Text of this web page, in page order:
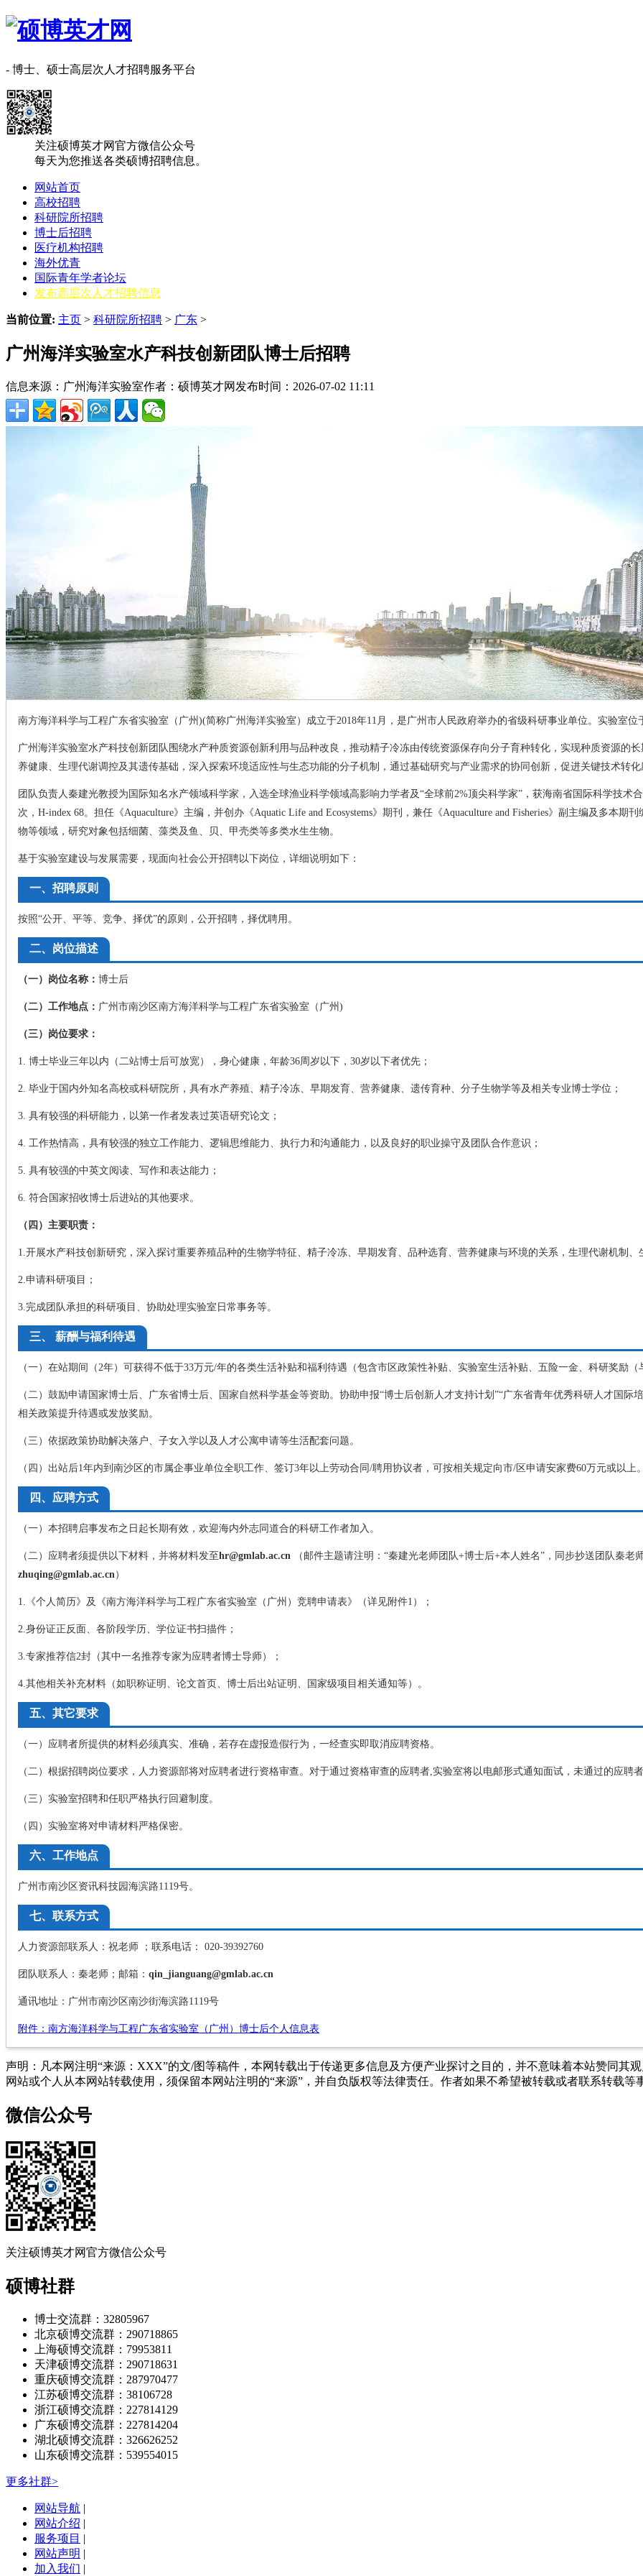
- 博士、硕士高层次人才招聘服务平台
关注硕博英才网官方微信公众号
每天为您推送各类硕博招聘信息。
网站首页
高校招聘
科研院所招聘
博士后招聘
医疗机构招聘
海外优青
国际青年学者论坛
发布高层次人才招聘信息
当前位置: 主页 > 科研院所招聘 > ‌‌广东 >
广州海洋实验室水产科技创新团队博士后招聘
信息来源：广州海洋实验室作者：硕博英才网 发布时间：2026-07-02 11:11
南方海洋科学与工程广东省实验室（广州)(简称广州海洋实验室）成立于2018年11月，是广州市人民政府举办的省级科研事业单位。实验室位
广州海洋实验室水产科技创新团队围绕水产种质资源创新利用与品种改良，推动精子冷冻由传统资源保存向分子育种转化，实现种质资源的
养健康、生理代谢调控及其遗传基础，深入探索环境适应性与生态功能的分子机制，通过基础研究与产业需求的协同创新，促进关键技术转化
团队负责人秦建光教授为国际知名水产领域科学家，入选全球渔业科学领域高影响力学者及“全球前2%顶尖科学家”，获海南省国际科学技术
次，H-index 68。担任《Aquaculture》主编，并创办《Aquatic Life and Ecosystems》期刊，兼任《Aquaculture and Fisheries》副主编及多本
物等领域，研究对象包括细菌、藻类及鱼、贝、甲壳类等多类水生生物。
基于实验室建设与发展需要，现面向社会公开招聘以下岗位，详细说明如下：
一、招聘原则
按照“公开、平等、竞争、择优”的原则，公开招聘，择优聘用。
二、岗位描述
（一）岗位名称： 博士后
（二）工作地点： 广州市南沙区南方海洋科学与工程广东省实验室（广州)
（三）岗位要求：
1. 博士毕业三年以内（二站博士后可放宽），身心健康，年龄36周岁以下，30岁以下者优先；
2. 毕业于国内外知名高校或科研院所，具有水产养殖、精子冷冻、早期发育、营养健康、遗传育种、分子生物学等及相关专业博士学位；
3. 具有较强的科研能力，以第一作者发表过英语研究论文；
4. 工作热情高，具有较强的独立工作能力、逻辑思维能力、执行力和沟通能力，以及良好的职业操守及团队合作意识；
5. 具有较强的中英文阅读、写作和表达能力；
6. 符合国家招收博士后进站的其他要求。
（四）主要职责：
1.开展水产科技创新研究，深入探讨重要养殖品种的生物学特征、精子冷冻、早期发育、品种选育、营养健康与环境的关系，生理代谢机制、
2.申请科研项目；
3.完成团队承担的科研项目、协助处理实验室日常事务等。
三、 薪酬与福利待遇
（一）在站期间（2年）可获得不低于33万元/年的各类生活补贴和福利待遇（包含市区政策性补贴、实验室生活补贴、五险一金、科研奖励（
（二）鼓励申请国家博士后、广东省博士后、国家自然科学基金等资助。协助申报“博士后创新人才支持计划”“广东省青年优秀科研人才国际
相关政策提升待遇或发放奖励。
（三）依据政策协助解决落户、子女入学以及人才公寓申请等生活配套问题。
（四）出站后1年内到南沙区的市属企事业单位全职工作、签订3年以上劳动合同/聘用协议者，可按相关规定向市/区申请安家费60万元或以上。
四、应聘方式
（一）本招聘启事发布之日起长期有效，欢迎海内外志同道合的科研工作者加入。
（二）应聘者须提供以下材料，并将材料发至hr@gmlab.ac.cn （邮件主题请注明：“秦建光老师团队+博士后+本人姓名”，同步抄送团队秦老
zhuqing@gmlab.ac.cn）
1.《个人简历》及《南方海洋科学与工程广东省实验室（广州）竞聘申请表》（详见附件1）；
2.身份证正反面、各阶段学历、学位证书扫描件；
3.专家推荐信2封（其中一名推荐专家为应聘者博士导师）；
4.其他相关补充材料（如职称证明、论文首页、博士后出站证明、国家级项目相关通知等）。
五、其它要求
（一）应聘者所提供的材料必须真实、准确，若存在虚报造假行为，一经查实即取消应聘资格。
（二）根据招聘岗位要求，人力资源部将对应聘者进行资格审查。对于通过资格审查的应聘者,实验室将以电邮形式通知面试，未通过的应聘者
（三）实验室招聘和任职严格执行回避制度。
（四）实验室将对申请材料严格保密。
六、工作地点
广州市南沙区资讯科技园海滨路1119号。
七、联系方式
人力资源部联系人：祝老师 ；联系电话： 020-39392760
团队联系人：秦老师；邮箱： qin_jianguang@gmlab.ac.cn
通讯地址：广州市南沙区南沙街海滨路1119号
附件：南方海洋科学与工程广东省实验室（广州）博士后个人信息表
声明：凡本网注明“来源：XXX”的文/图等稿件，本网转载出于传递更多信息及方便产业探讨之目的，并不意味着本站赞同其
网站或个人从本网站转载使用，须保留本网站注明的“来源”，并自负版权等法律责任。作者如果不希望被转载或者联系转载等
微信公众号
关注硕博英才网官方微信公众号
硕博社群
博士交流群：32805967
北京硕博交流群：290718865
上海硕博交流群：79953811
天津硕博交流群：290718631
重庆硕博交流群：287970477
江苏硕博交流群：38106728
浙江硕博交流群：227814129
广东硕博交流群：227814204
湖北硕博交流群：326626252
山东硕博交流群：539554015
更多社群>
网站导航 |
网站介绍 |
服务项目 |
网站声明 |
加入我们 |